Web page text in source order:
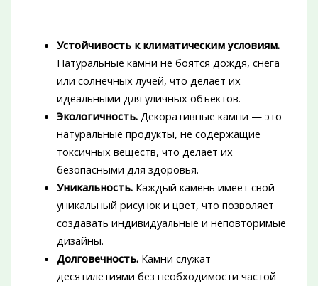
Устойчивость к климатическим условиям.
Натуральные камни не боятся дождя, снега
или солнечных лучей, что делает их
идеальными для уличных объектов.
Экологичность.Декоративные камни — это
натуральные продукты, не содержащие
токсичных веществ, что делает их
безопасными для здоровья.
Уникальность.Каждый камень имеет свой
уникальный рисунок и цвет, что позволяет
создавать индивидуальные и неповторимые
дизайны.
Долговечность.Камни служат
десятилетиями без необходимости частой